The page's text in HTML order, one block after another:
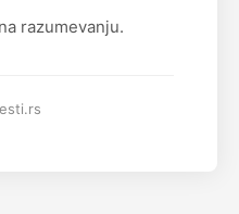
razumevanju.